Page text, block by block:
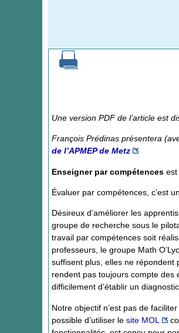
Une version PDF de l’article est
François Prédinas présentera
de l’APMEP de Metz
Enseigner par compétences est
Évaluer par compétences, c’est
Désireux d’améliorer les
groupe de recherche sous le
travail par compétences soit
professeurs, le groupe Math
suffisent plus, elles ne répondent
rendent pas toujours compte des
difficilement d’établir un
Notre objectif n’est pas de
possible d’utiliser le site MOL